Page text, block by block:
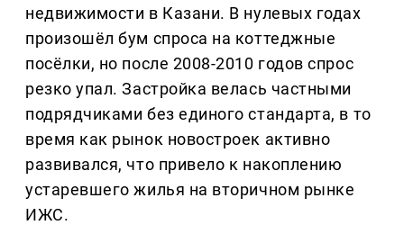
недвижимости в Казани. В нулевых годах
произошёл бум спроса на коттеджные
посёлки, но после 2008-2010 годов спрос
резко упал. Застройка велась частными
подрядчиками без единого стандарта, в то
время как рынок новостроек активно
развивался, что привело к накоплению
устаревшего жилья на вторичном рынке
ИЖС.